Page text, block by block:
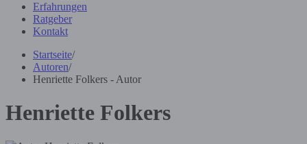
Erfahrungen
Ratgeber
Kontakt
Startseite/
Autoren/
Henriette Folkers - Autor
Henriette Folkers